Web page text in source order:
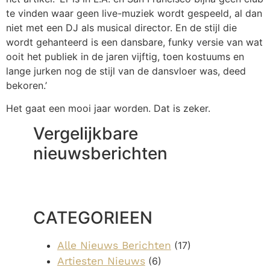
te vinden waar geen live-muziek wordt gespeeld, al dan
niet met een DJ als musical director. En de stijl die
wordt gehanteerd is een dansbare, funky versie van wat
ooit het publiek in de jaren vijftig, toen kostuums en
lange jurken nog de stijl van de dansvloer was, deed
bekoren.’
Het gaat een mooi jaar worden. Dat is zeker.
Vergelijkbare
nieuwsberichten
CATEGORIEEN
Alle Nieuws Berichten (17)
Artiesten Nieuws(6)